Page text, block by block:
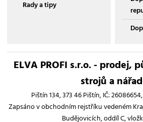
Rady a tipy
ELVA PROFI s.r.o. - prodej,
strojů a
Pištín 134, 373 46 Pištín, IČ:
Zapsáno v obchodním rejstříku vedeném
Budějovicích, oddíl C,